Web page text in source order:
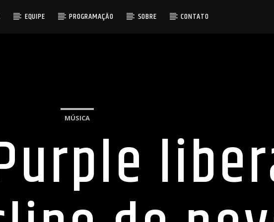
EQUIPE PROGRAMAÇÃO SOBRE CONTATO
MÚSICA